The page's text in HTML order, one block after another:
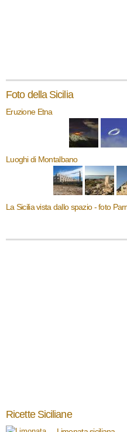
Foto della Sicilia
Eruzione Etna
Luoghi di Montalbano
La Sicilia vista dallo spazio - foto
Ricette Siciliane